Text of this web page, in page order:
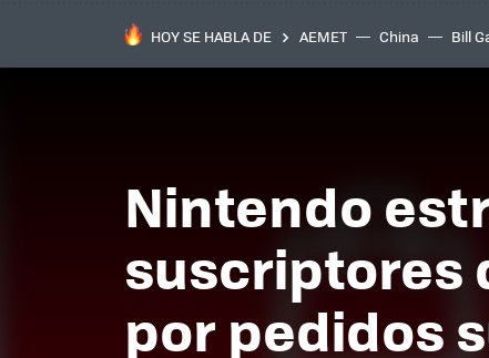
HOY SE HABLA DE AEMET China Bill
Nintendo
suscriptores
por pedidos